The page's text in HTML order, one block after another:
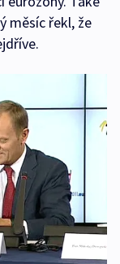
měsíc řekl, že